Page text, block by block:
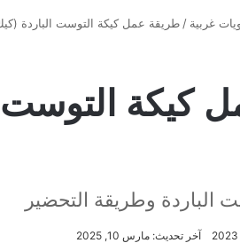
غربية / طريقة عمل كيكة التوست الباردة
كيكة التوست
الباردة وطريقة التحضير
آخر تحديث: مارس 10, 2025